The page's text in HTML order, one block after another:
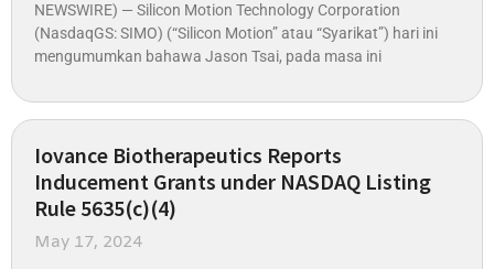
NEWSWIRE) — Silicon Motion Technology Corporation
(NasdaqGS: SIMO) (“Silicon Motion” atau “Syarikat”) hari ini
mengumumkan bahawa Jason Tsai, pada masa ini
Iovance Biotherapeutics Reports
Inducement Grants under NASDAQ Listing
Rule 5635(c)(4)
May 17, 2024